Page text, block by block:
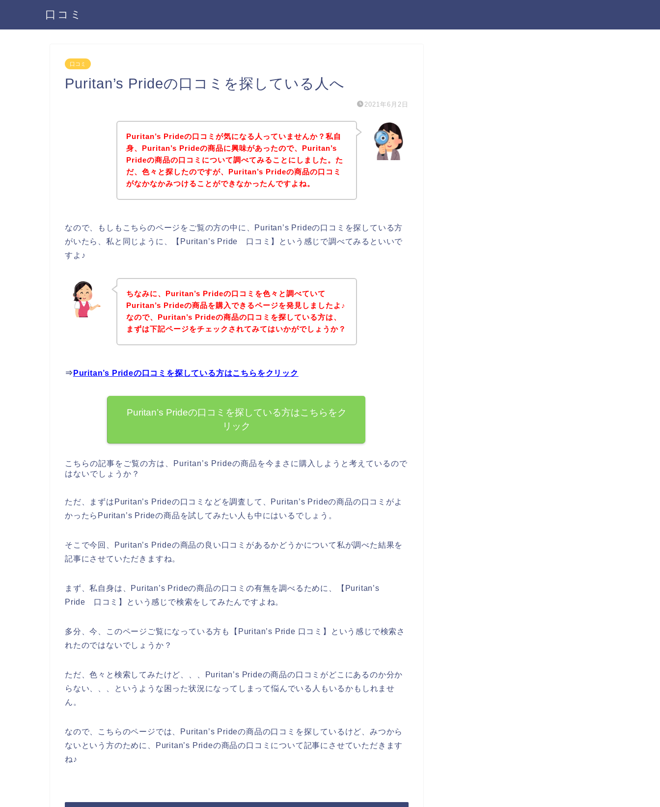
口コミ
口コミ
Puritan’s Prideの口コミを探している人へ
2021年6月2日
Puritan’s Prideの口コミが気になる人っていませんか？私自
身、Puritan’s Prideの商品に興味があったので、Puritan’s
Prideの商品の口コミについて調べてみることにしました。た
だ、色々と探したのですが、Puritan’s Prideの商品の口コミ
がなかなかみつけることができなかったんですよね。
なので、もしもこちらのページをご覧の方の中に、Puritan’s Prideの口コミを探している方
がいたら、私と同じように、【Puritan’s Pride 口コミ】という感じで調べてみるといいで
すよ♪
ちなみに、Puritan’s Prideの口コミを色々と調べていて
Puritan’s Prideの商品を購入できるページを発見しましたよ♪
なので、Puritan’s Prideの商品の口コミを探している方は、
まずは下記ページをチェックされてみてはいかがでしょうか？
⇒ Puritan’s Prideの口コミを探している方はこちらをクリック
Puritan’s Prideの口コミを探している方はこちらをク
リック
こちらの記事をご覧の方は、Puritan’s Prideの商品を今まさに購入しようと考えているので
はないでしょうか？
ただ、まずはPuritan’s Prideの口コミなどを調査して、Puritan’s Prideの商品の口コミがよ
かったらPuritan’s Prideの商品を試してみたい人も中にはいるでしょう。
そこで今回、Puritan’s Prideの商品の良い口コミがあるかどうかについて私が調べた結果を
記事にさせていただきますね。
まず、私自身は、Puritan’s Prideの商品の口コミの有無を調べるために、【Puritan’s
Pride 口コミ】という感じで検索をしてみたんですよね。
多分、今、このページご覧になっている方も【Puritan’s Pride 口コミ】という感じで検索さ
れたのではないでしょうか？
ただ、色々と検索してみたけど、、、Puritan’s Prideの商品の口コミがどこにあるのか分か
らない、、、というような困った状況になってしまって悩んでいる人もいるかもしれませ
ん。
なので、こちらのページでは、Puritan’s Prideの商品の口コミを探しているけど、みつから
ないという方のために、Puritan’s Prideの商品の口コミについて記事にさせていただきます
ね♪